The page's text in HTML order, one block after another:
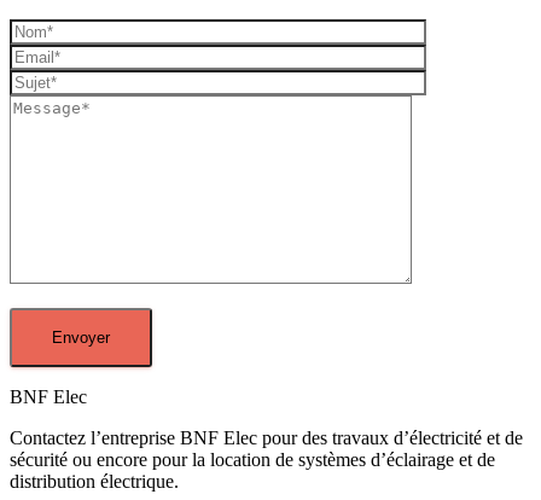
BNF Elec
Contactez l’entreprise BNF Elec pour des travaux d’électricité et de
sécurité ou encore pour la location de systèmes d’éclairage et de
distribution électrique.